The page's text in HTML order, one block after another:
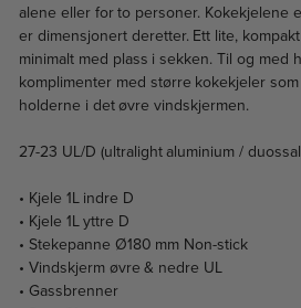
alene eller for to personer. Kokekjelene
er dimensjonert deretter. Ett lite,
minimalt med plass i sekken. Til og med
komplimenter med større kokekjeler
holderne i det øvre vindskjermen.
27-23 UL/D (ultralight aluminium /
• Kjele 1L indre D
• Kjele 1L yttre D
• Stekepanne Ø180 mm Non-stick
• Vindskjerm øvre & nedre UL
• Gassbrenner